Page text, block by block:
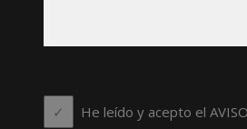
He leído y acepto el